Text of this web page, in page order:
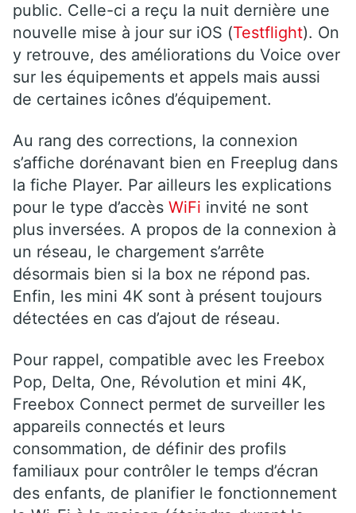
public. Celle-ci a reçu la nuit dernière une
nouvelle mise à jour sur iOS (Testflight). On
y retrouve, des améliorations du Voice over
sur les équipements et appels mais aussi
de certaines icônes d’équipement.
Au rang des corrections, la connexion
s’affiche dorénavant bien en Freeplug dans
la fiche Player. Par ailleurs les explications
pour le type d’accès WiFi invité ne sont
plus inversées. A propos de la connexion à
un réseau, le chargement s’arrête
désormais bien si la box ne répond pas.
Enfin, les mini 4K sont à présent toujours
détectées en cas d’ajout de réseau.
Pour rappel, compatible avec les Freebox
Pop, Delta, One, Révolution et mini 4K,
Freebox Connect permet de surveiller les
appareils connectés et leurs
consommation, de définir des profils
familiaux pour contrôler le temps d’écran
des enfants, de planifier le fonctionnement